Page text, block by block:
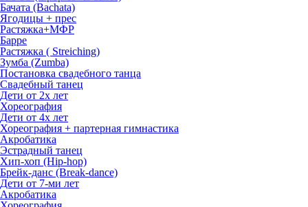
Бачата (Bachata)
Ягодицы + прес
Растяжка+МФР
Барре
Растяжка ( Streiching)
Зумба (Zumba)
Постановка свадебного танца
Свадебный танец
Дети от 2х лет
Хореография
Дети от 4х лет
Хореография + партерная гимнастика
Акробатика
Эстрадный танец
Хип-хоп (Hip-hop)
Брейк-данс (Break-dance)
Дети от 7-ми лет
Акробатика